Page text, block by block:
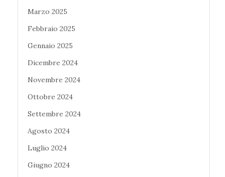
Marzo 2025
Febbraio 2025
Gennaio 2025
Dicembre 2024
Novembre 2024
Ottobre 2024
Settembre 2024
Agosto 2024
Luglio 2024
Giugno 2024